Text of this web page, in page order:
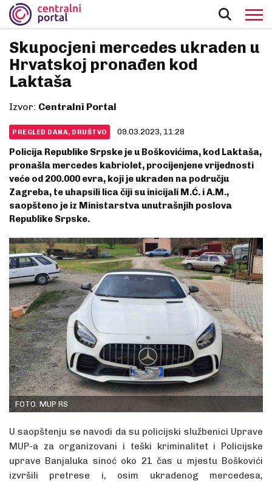
Skupocjeni mercedes ukraden u
Hrvatskoj pronađen kod
Laktaša
Izvor: Centralni Portal
PREGLED DANA, DRUŠTVO 09.03.2023, 11:28
Policija Republike Srpske je u Boškovićima, kod Laktaša,
pronašla mercedes kabriolet, procijenjene vrijednosti
veće od 200.000 evra, koji je ukraden na području
Zagreba, te uhapsili lica čiji su inicijali M.Ć. i A.M.,
saopšteno je iz Ministarstva unutrašnjih poslova
Republike Srpske.
FOTO: MUP RS
U saopštenju se navodi da su policijski službenici Uprave
MUP-a za organizovani i teški kriminalitet i Policijske
uprave Banjaluka sinoć oko 21 čas u mjestu Boškovići
izvršili pretrese i, osim ukradenog mercedesa,